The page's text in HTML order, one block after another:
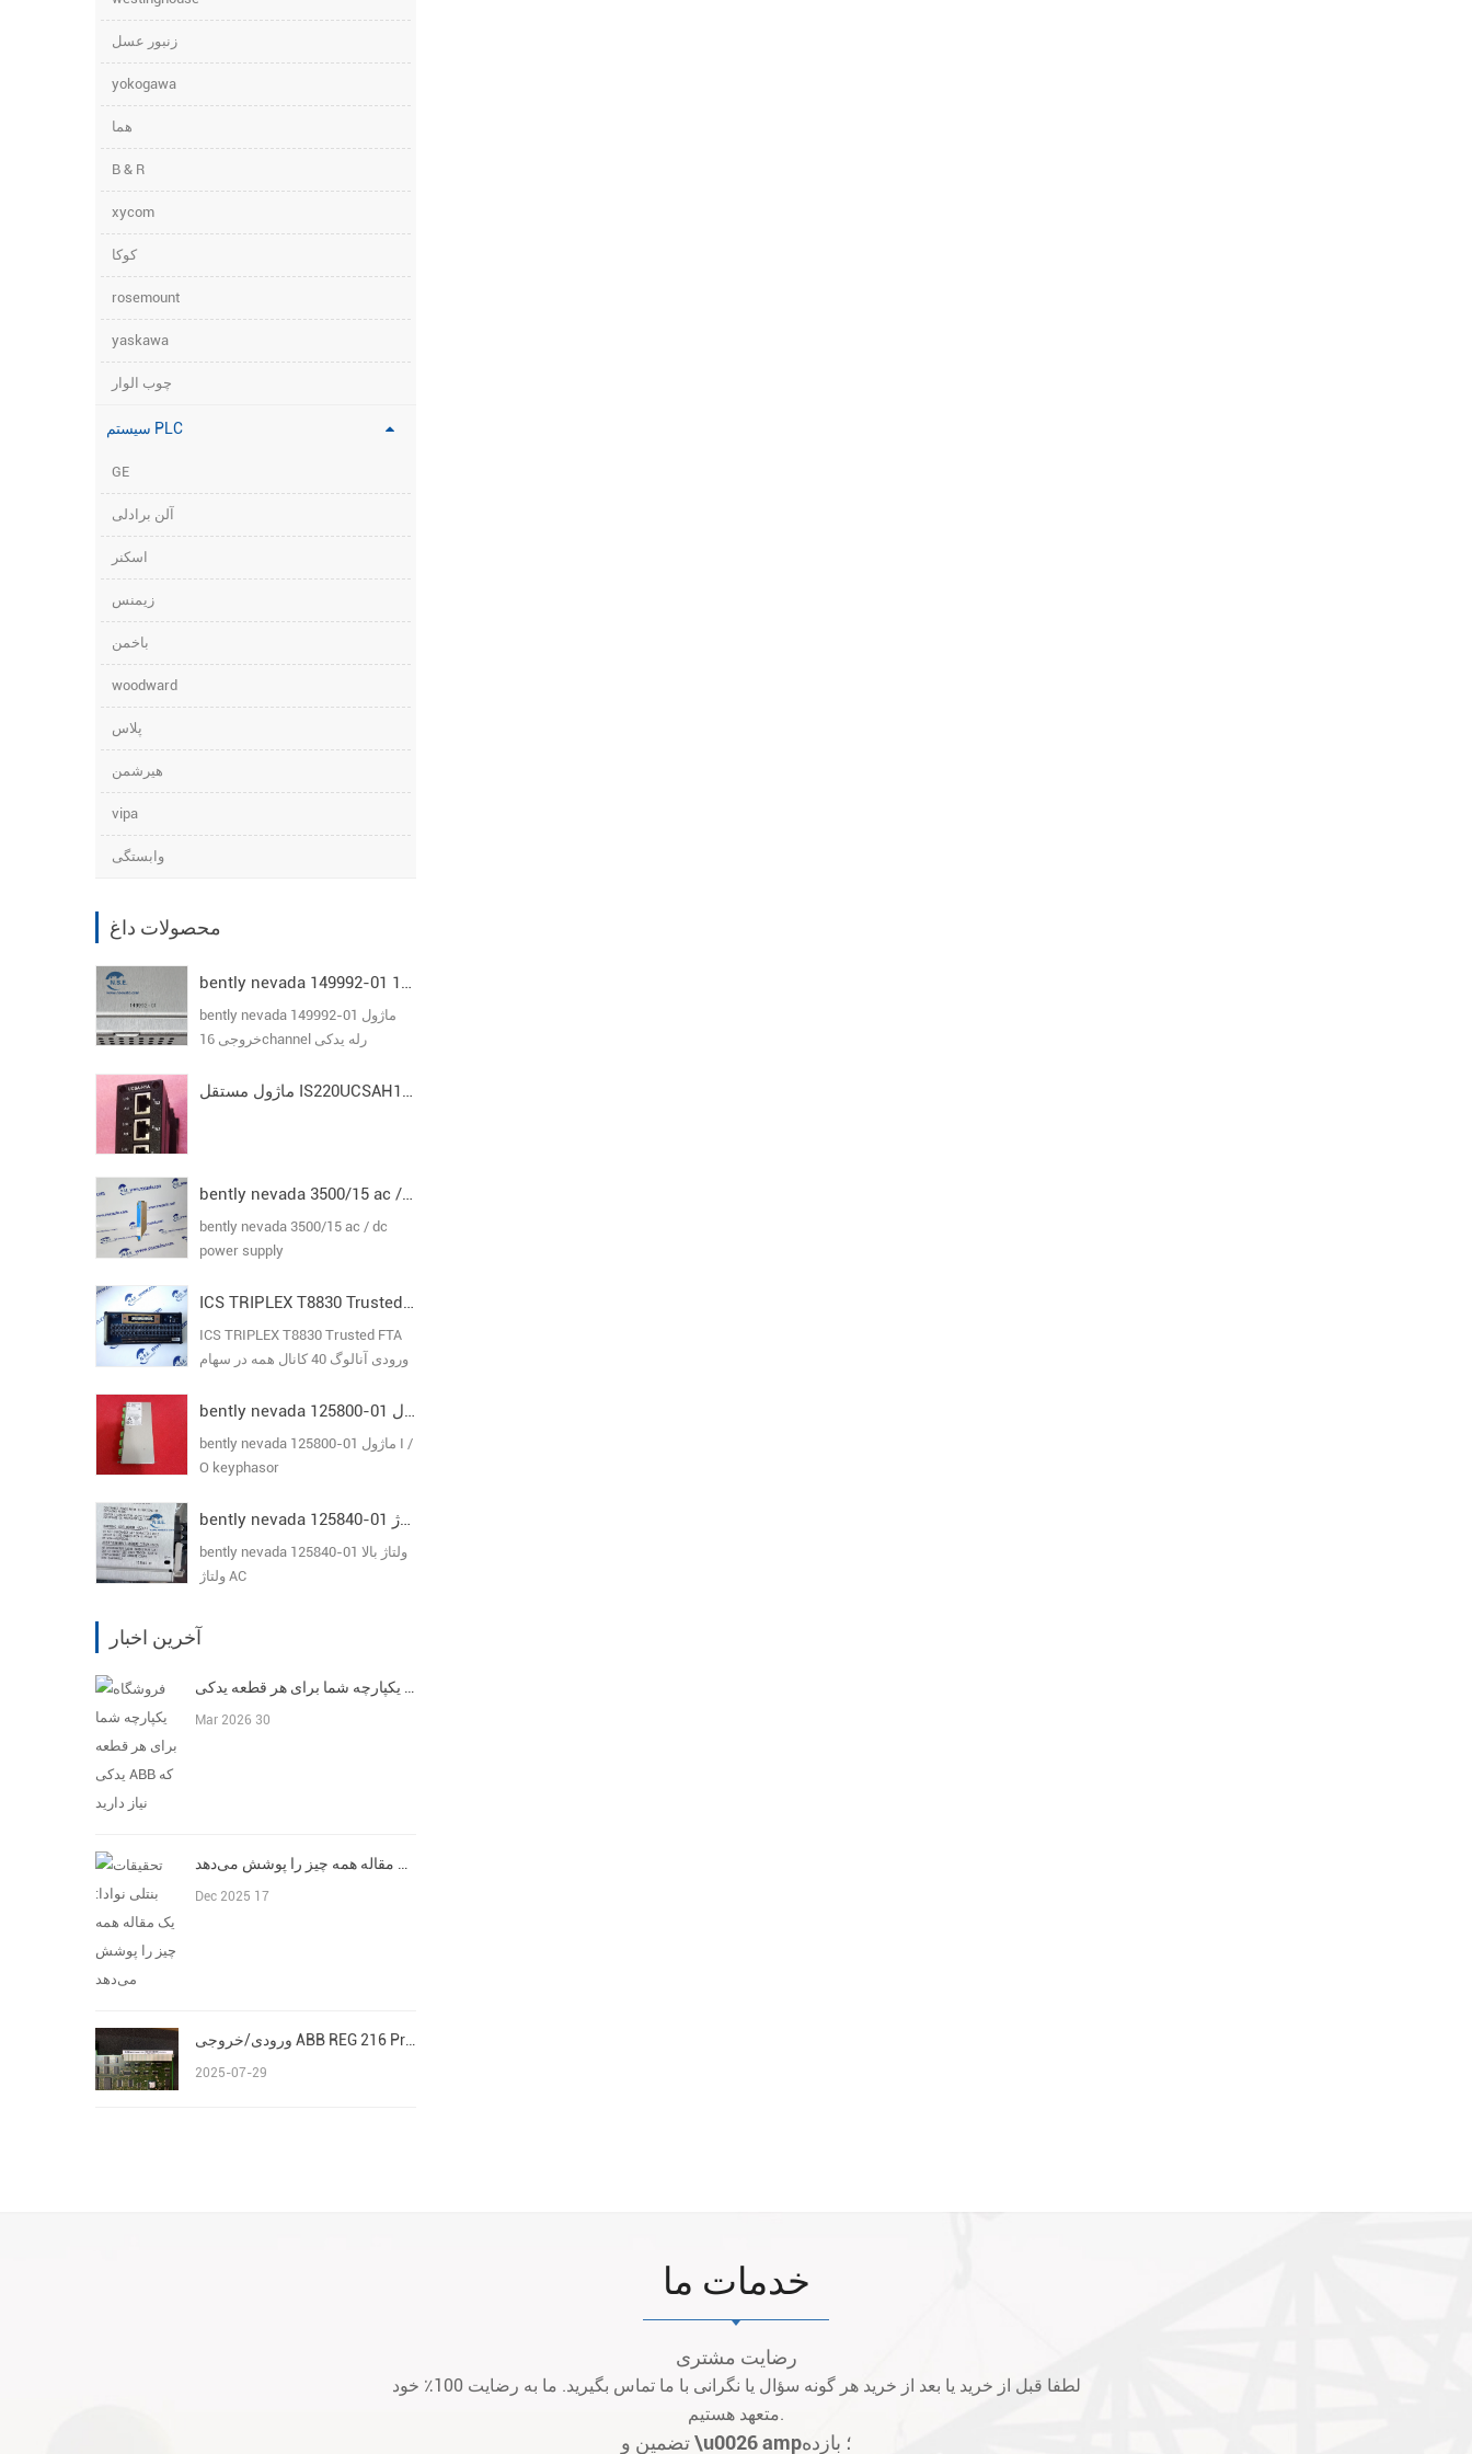
زنبور عسل
yokogawa
هما
B & R
xycom
کوکا
rosemount
yaskawa
چوب الوار
سیستم PLC
GE
آلن برادلی
اسکنر
زیمنس
باخمن
woodward
پلاس
هیرشمن
vipa
وابستگی
محصولات داغ
bently nevada 149992-01 ماژول خروجی 16channel رله یدکی
bently nevada 149992-01 ماژول
خروجی 16channel رله یدکی
ماژول مستقل IS220UCSAH1A I/O Pack مدل VI
bently nevada 3500/15 ac / dc power supply
bently nevada 3500/15 ac / dc
power supply
ICS TRIPLEX T8830 Trusted FTA ورودی آنالوگ 40 کانال
ICS TRIPLEX T8830 Trusted FTA
ورودی آنالوگ 40 کانال همه در سهام
bently nevada 125800-01 ماژول I / O keyphasor
bently nevada 125800-01 ماژول I /
O keyphasor
bently nevada 125840-01 ولتاژ بالا ولتاژ AC
bently nevada 125840-01 ولتاژ بالا
ولتاژ AC
آخرین اخبار
فروشگاه یکپارچه شما برای هر قطعه یدکی ABB که نیاز دارید
Mar 2026 30
تحقیقات بنتلی نوادا: یک مقاله همه چیز را پوشش می‌دهد
Dec 2025 17
ورودی/خروجی ABB REG 216 Procontrol P13 Advant/AC 800M S800
2025-07-29
خدمات ما
رضایت مشتری
لطفا قبل از خرید یا بعد از خرید هر گونه سؤال یا نگرانی با ما تماس بگیرید. ما به رضایت 100٪ خود
متعهد هستیم.
تضمین و \u0026 amp؛ بازده